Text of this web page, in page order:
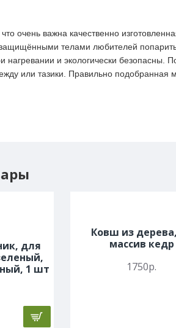
очень важна качественно
телами любителей
нагревании и экологически
или тазики. Правильно
для
1 шт
Ковш из
массив кедр
1750р.